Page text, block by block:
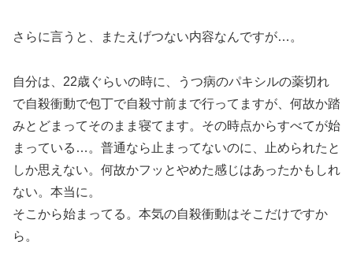
さらに言うと、またえげつない内容なんですが…。
自分は、22歳ぐらいの時に、うつ病のパキシルの薬切れ
で自殺衝動で包丁で自殺寸前まで行ってますが、何故か踏
みとどまってそのまま寝てます。その時点からすべてが始
まっている…。普通なら止まってないのに、止められたと
しか思えない。何故かフッとやめた感じはあったかもしれ
ない。本当に。
そこから始まってる。本気の自殺衝動はそこだけですか
ら。